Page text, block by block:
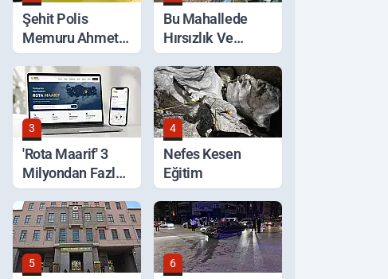
Şehit Polis
Memuru Ahmet
Şahan'a Vefa
Bu Mahallede
Hırsızlık Ve
Kötülüğe Geçit
Verilmiyor
3
'Rota Maarif' 3
Milyondan Fazla
Ziyaret Edildi
4
Nefes Kesen
Eğitim
5 6